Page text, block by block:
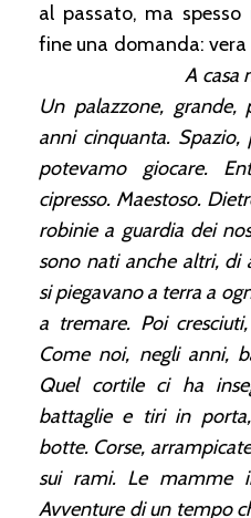
al passato, ma
fine una
A casa
Un palazzone, grande,
anni cinquanta.
potevamo giocare.
cipresso. Maestoso.
robinie a guardia dei
sono nati anche altri, di
si piegavano a terra a
a tremare. Poi
Come noi, negli anni,
Quel cortile ci ha
battaglie e tiri in
botte. Corse,
sui rami. Le mamme
Avventure di un tempo